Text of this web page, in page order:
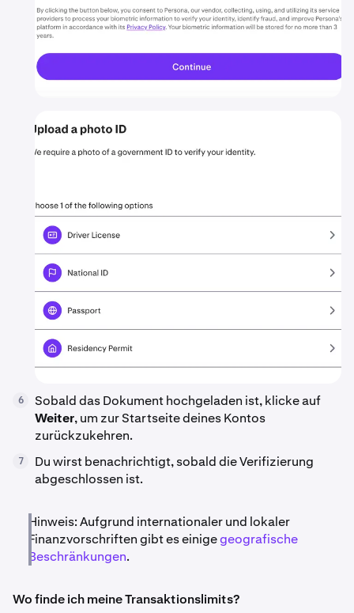
6
Sobald das Dokument hochgeladen ist, klicke auf
Weiter, um zur Startseite deines Kontos
zurückzukehren.
7
Du wirst benachrichtigt, sobald die Verifizierung
abgeschlossen ist.
Hinweis: Aufgrund internationaler und lokaler
Finanzvorschriften gibt es einigegeografische
Beschränkungen.
Wo finde ich meine Transaktionslimits?